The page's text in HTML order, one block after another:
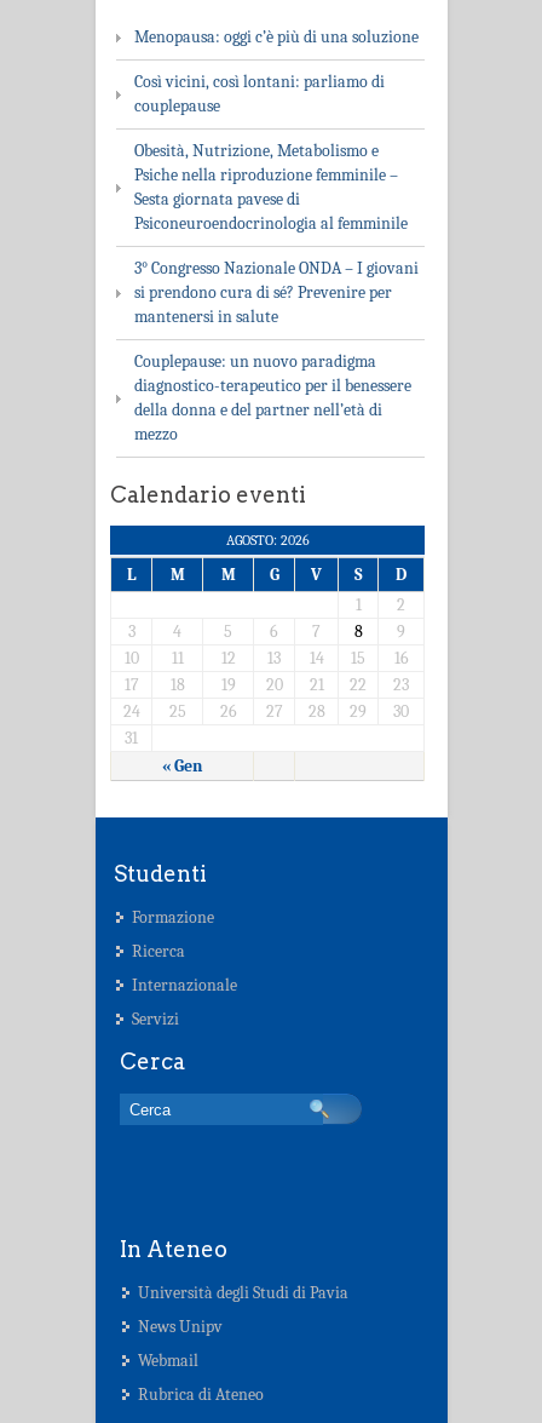
Menopausa: oggi c’è più di una soluzione
Così vicini, così lontani: parliamo di
couplepause
Obesità, Nutrizione, Metabolismo e
Psiche nella riproduzione femminile –
Sesta giornata pavese di
Psiconeuroendocrinologia al femminile
3° Congresso Nazionale ONDA – I giovani
si prendono cura di sé? Prevenire per
mantenersi in salute
Couplepause: un nuovo paradigma
diagnostico-terapeutico per il benessere
della donna e del partner nell’età di
mezzo
Calendario eventi
AGOSTO: 2026
L M M G V S D
« Gen
1
2
3
4 5 6 7 8
9
10
11 12 13 14 15
16
17
18 19 20 21 22
23
24
25 26 27 28 29
30
31
Studenti
Formazione
Ricerca
Internazionale
Servizi
Cerca
In Ateneo
Università degli Studi di Pavia
News Unipv
Webmail
Rubrica di Ateneo